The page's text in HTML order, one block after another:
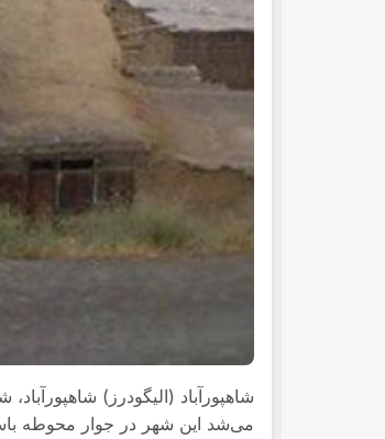
شاهپورآباد (الیگودرز)